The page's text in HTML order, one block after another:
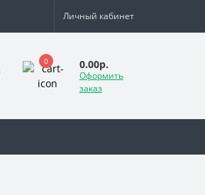
Личный кабинет
0 0.00р.
Оформить
заказ